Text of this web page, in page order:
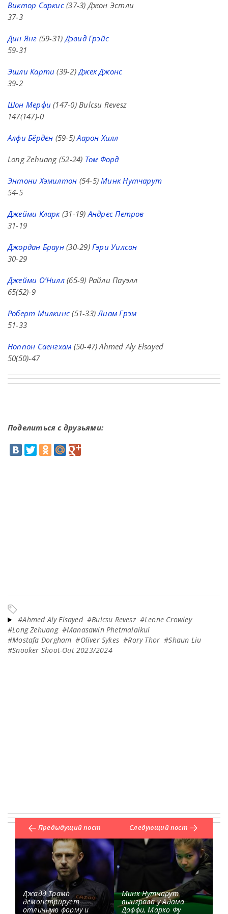
Виктор Саркис(37-3) Джон Эстли
37-3
Дин Янг (59-31)Дэвид Грэйс
59-31
Эшли Карти (39-2)Джек Джонс
39-2
Шон Мерфи (147-0) Bulcsu Revesz
147(147)-0
Алфи Бёрден (59-5)Аарон Хилл
Long Zehuang (52-24) Том Форд
Энтони Хэмилтон (54-5)Минк Нутчарут
54-5
Джейми Кларк(31-19)Андрес Петров
31-19
Джордан Браун(30-29) Гэри Уилсон
30-29
Джейми О’Нилл(65-9) Райли Пауэлл
65(52)-9
Роберт Милкинс (51-33)Лиам Грэм
51-33
Ноппон Саенгхам (50-47) Ahmed Aly Elsayed
50(50)-47
Поделиться с друзьями:
#Ahmed Aly Elsayed #Bulcsu Revesz #Leone Crowley
#Long Zehuang #Manasawin Phetmalaikul
#Mostafa Dorgham #Oliver Sykes #Rory Thor #Shaun Liu
#Snooker Shoot-Out 2023/2024
Предыдущий пост
Джадд Трамп
демонстрирует
отличную форму и
Следующий пост
Минк Нутчарут
выиграла у Адама
Даффи, Марко Фу